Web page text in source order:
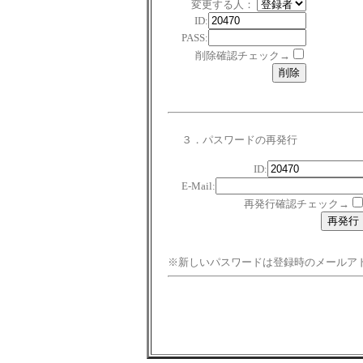
変更する人：
ID:
PASS:
削除確認チェック→
３．パスワードの再発行
ID:
E-Mail:
再発行確認チェック→
※新しいパスワードは登録時のメールア